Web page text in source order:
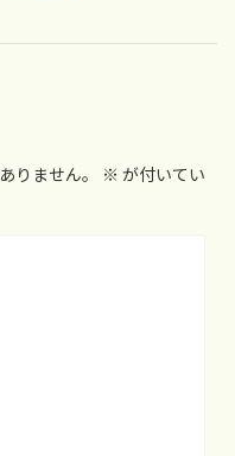
りません。 ※ が付いてい